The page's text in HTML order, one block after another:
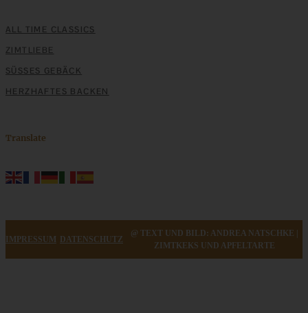
ALL TIME CLASSICS
ZIMTLIEBE
SÜSSES GEBÄCK
HERZHAFTES BACKEN
Translate
IMPRESSUM DATENSCHUTZ
@ TEXT UND BILD: ANDREA NATSCHKE |
ZIMTKEKS UND APFELTARTE